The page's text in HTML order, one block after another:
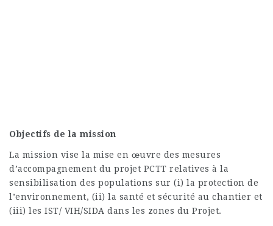
Objectifs de la mission
La mission vise la mise en œuvre des mesures
d’accompagnement du projet PCTT relatives à la
sensibilisation des populations sur (i) la protection de
l’environnement, (ii) la santé et sécurité au chantier et
(iii) les IST/ VIH/SIDA dans les zones du Projet.